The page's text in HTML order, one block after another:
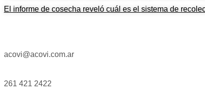
El informe de cosecha reveló cuál es el sistema de
acovi@acovi.com.ar
261 421 2422